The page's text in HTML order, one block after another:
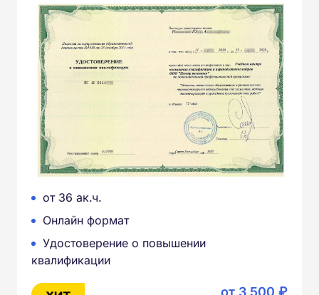
от 36 ак.ч.
Онлайн формат
Удостоверение о повышении
квалификации